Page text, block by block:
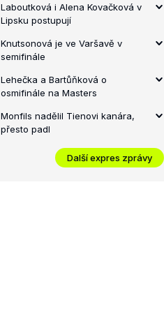
Laboutková i Alena Kovačková v
Lipsku postupují
Knutsonová je ve Varšavě v
semifinále
Lehečka a Bartůňková o
osmifinále na Masters
Monfils nadělil Tienovi kanára,
přesto padl
Další expres zprávy